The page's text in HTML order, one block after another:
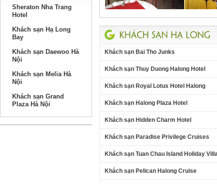
Sheraton Nha Trang
Hotel
Khách sạn Hạ Long
Bay
Khách sạn Daewoo Hà
Nội
Khách sạn Melia Hà
Nội
Khách sạn Grand
Plaza Hà Nội
Khách sạn Bai Tho Junks
Khách sạn Thuy Duong Halong Hotel
Khách sạn Royal Lotus Hotel Halong
Khách sạn Halong Plaza Hotel
Khách sạn Hidden Charm Hotel
Khách sạn Paradise Privilege Cruises
Khách sạn Tuan Chau Island Holiday
Khách sạn Pelican Halong Cruise